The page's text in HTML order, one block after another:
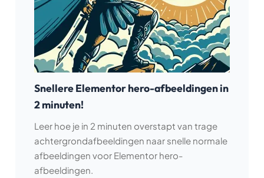
Snellere Elementor hero-afbeeldingen in
2 minuten!
Leer hoe je in 2 minuten overstapt van trage
achtergrondafbeeldingen naar snelle normale
afbeeldingen voor Elementor hero-
afbeeldingen.